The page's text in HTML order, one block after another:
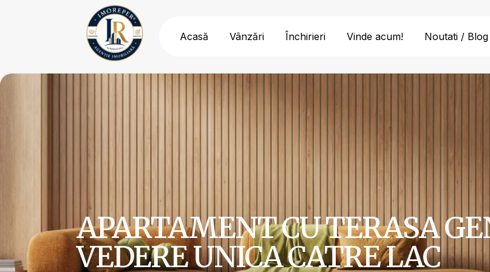
Acasă Vânzări Închirieri Vinde acum! Noutati / Blog
APARTAMENT CU TERASA
VEDERE UNICA CATRE LAC